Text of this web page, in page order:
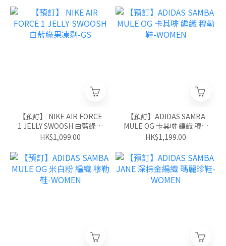
【預訂】 NIKE AIR FORCE
1 JELLY SWOOSH 白藍綠果
凍剔-GS
HK$1,099.00
【預訂】ADIDAS SAMBA
MULE OG 卡其啡 編織 穆勒
鞋-WOMEN
HK$1,199.00